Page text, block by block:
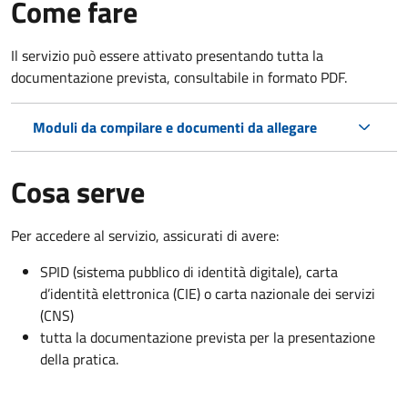
Come fare
Il servizio può essere attivato presentando tutta la
documentazione prevista, consultabile in formato PDF.
Moduli da compilare e documenti da allegare
Cosa serve
Per accedere al servizio, assicurati di avere:
SPID (sistema pubblico di identità digitale), carta
d’identità elettronica (CIE) o carta nazionale dei servizi
(CNS)
tutta la documentazione prevista per la presentazione
della pratica.